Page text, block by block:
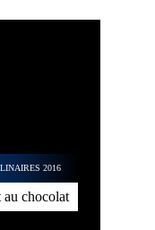
2016
au chocolat